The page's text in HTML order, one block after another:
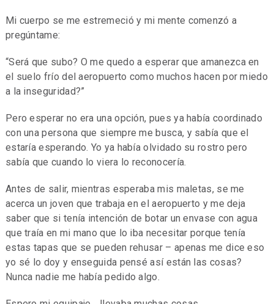
Mi cuerpo se me estremeció y mi mente comenzó a
pregúntame:
“Será que subo? O me quedo a esperar que amanezca en
el suelo frío del aeropuerto como muchos hacen por miedo
a la inseguridad?”
Pero esperar no era una opción, pues ya había coordinado
con una persona que siempre me busca, y sabía que el
estaría esperando. Yo ya había olvidado su rostro pero
sabía que cuando lo viera lo reconocería.
Antes de salir, mientras esperaba mis maletas, se me
acerca un joven que trabaja en el aeropuerto y me deja
saber que si tenía intención de botar un envase con agua
que traía en mi mano que lo iba necesitar porque tenía
estas tapas que se pueden rehusar – apenas me dice eso
yo sé lo doy y enseguida pensé así están las cosas?
Nunca nadie me había pedido algo.